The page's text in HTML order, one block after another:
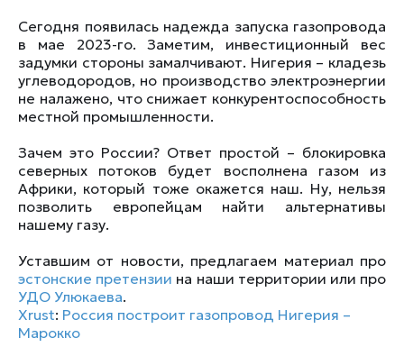
Сегодня появилась надежда запуска газопровода
в мае 2023-го. Заметим, инвестиционный вес
задумки стороны замалчивают. Нигерия – кладезь
углеводородов, но производство электроэнергии
не налажено, что снижает конкурентоспособность
местной промышленности.
Зачем это России? Ответ простой – блокировка
северных потоков будет восполнена газом из
Африки, который тоже окажется наш. Ну, нельзя
позволить европейцам найти альтернативы
нашему газу.
Уставшим от новости, предлагаем материал про
эстонские претензии на наши территории или про
УДО Улюкаева.
Xrust: Россия построит газопровод Нигерия –
Марокко